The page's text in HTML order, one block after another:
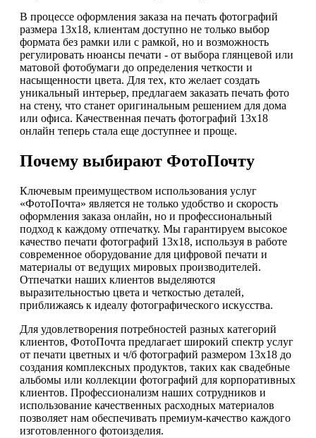
В процессе оформления заказа на печать фотографий
размера 13х18, клиентам доступно не только выбор
формата без рамки или с рамкой, но и возможность
регулировать нюансы печати - от выбора глянцевой или
матовой фотобумаги до определения четкости и
насыщенности цвета. Для тех, кто желает создать
уникальный интерьер, предлагаем заказать печать фото
на стену, что станет оригинальным решением для дома
или офиса. Качественная печать фотографий 13х18
онлайн теперь стала еще доступнее и проще.
Почему выбирают ФотоПочту
Ключевым преимуществом использования услуг
«ФотоПочта» является не только удобство и скорость
оформления заказа онлайн, но и профессиональный
подход к каждому отпечатку. Мы гарантируем высокое
качество печати фотографий 13х18, используя в работе
современное оборудование для цифровой печати и
материалы от ведущих мировых производителей.
Отпечатки наших клиентов выделяются
выразительностью цвета и четкостью деталей,
приближаясь к идеалу фотографического искусства.
Для удовлетворения потребностей разных категорий
клиентов, ФотоПочта предлагает широкий спектр услуг
от печати цветных и ч/б фотографий размером 13х18 до
создания комплексных продуктов, таких как свадебные
альбомы или коллекции фотографий для корпоративных
клиентов. Профессионализм наших сотрудников и
использование качественных расходных материалов
позволяет нам обеспечивать премиум-качество каждого
изготовленного фотоизделия.